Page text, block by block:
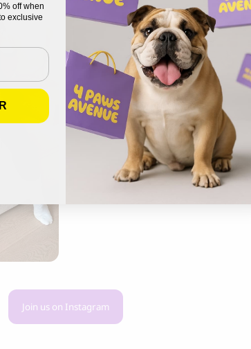
Join us on Instagram
off when
exclusive